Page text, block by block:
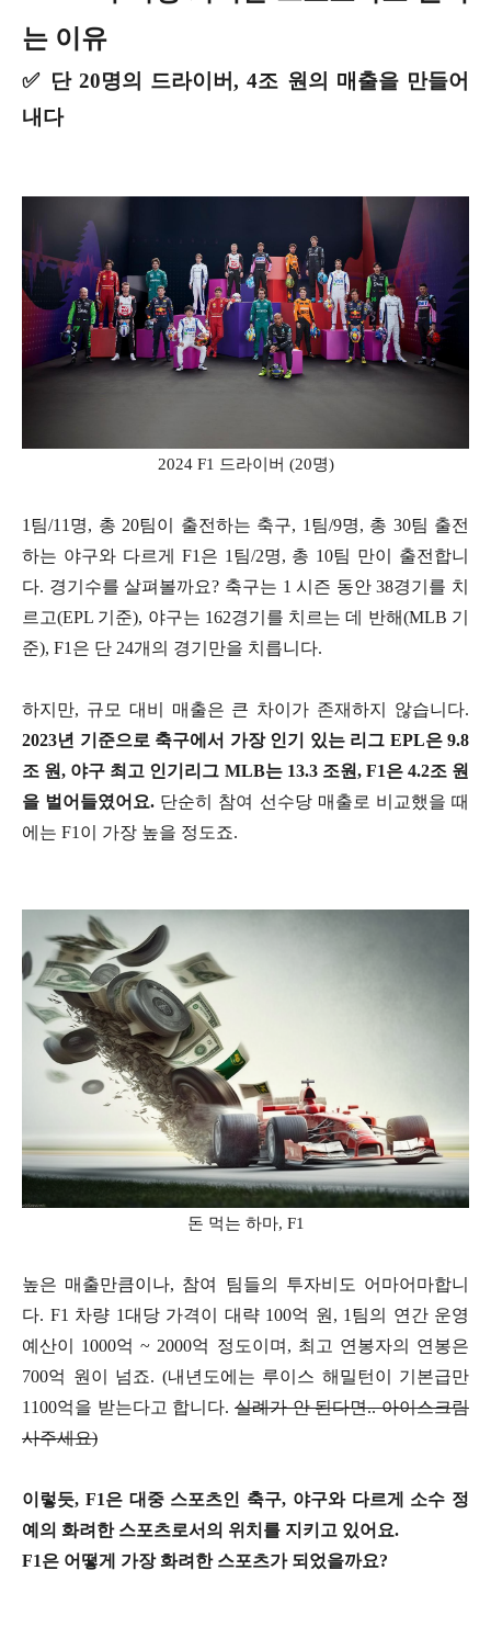
는 이유
✅ 단 20명의 드라이버, 4조 원의 매출을 만들어
내다
2024 F1 드라이버 (20명)
1팀/11명, 총 20팀이 출전하는 축구, 1팀/9명, 총 30팀 출전
하는 야구와 다르게 F1은 1팀/2명, 총 10팀 만이 출전합니
다. 경기수를 살펴볼까요? 축구는 1 시즌 동안 38경기를 치
르고(EPL 기준), 야구는 162경기를 치르는 데 반해(MLB 기
준), F1은 단 24개의 경기만을 치릅니다.
하지만, 규모 대비 매출은 큰 차이가 존재하지 않습니다.
2023년 기준으로 축구에서 가장 인기 있는 리그 EPL은 9.8
조 원, 야구 최고 인기리그 MLB는 13.3 조원, F1은 4.2조 원
을 벌어들였어요. 단순히 참여 선수당 매출로 비교했을 때
에는 F1이 가장 높을 정도죠.
돈 먹는 하마, F1
높은 매출만큼이나, 참여 팀들의 투자비도 어마어마합니
다. F1 차량 1대당 가격이 대략 100억 원, 1팀의 연간 운영
예산이 1000억 ~ 2000억 정도이며, 최고 연봉자의 연봉은
700억 원이 넘죠. (내년도에는 루이스 해밀턴이 기본급만
1100억을 받는다고 합니다. 실례가 안 된다면.. 아이스크림
사주세요)
이렇듯, F1은 대중 스포츠인 축구, 야구와 다르게 소수 정
예의 화려한 스포츠로서의 위치를 지키고 있어요.
F1은 어떻게 가장 화려한 스포츠가 되었을까요?